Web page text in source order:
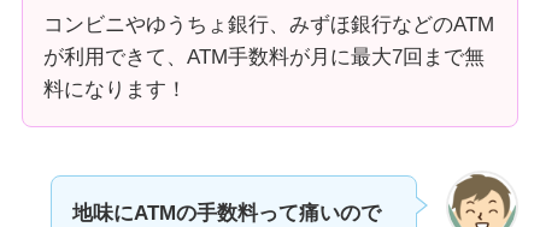
コンビニやゆうちょ銀行、みずほ銀行などのATM
が利用できて、ATM手数料が月に最大7回まで無
料になります！
地味にATMの手数料って痛いので